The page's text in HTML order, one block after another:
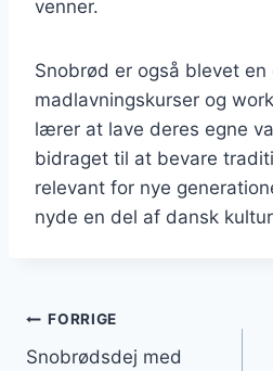
venner.
Snobrød er også blevet en
madlavningskurser og
lærer at lave deres egne
bidraget til at bevare
relevant for nye
nyde en del af dansk
FORRIGE
Snobrødsdej med